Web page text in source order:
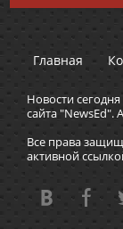
Главная
Новости
сайта "NewsEd".
Все права
активной